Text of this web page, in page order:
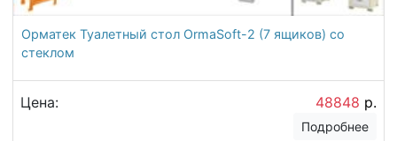
Орматек Туалетный стол OrmaSoft-2 (7 ящиков) со
стеклом
Цена: 48848 р.
Подробнее